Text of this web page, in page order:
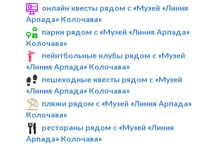
онлайн квесты рядом с «Музей «Линия
Арпада» Колочава»
парки рядом с «Музей «Линия Арпада»
Колочава»
пейнтбольные клубы рядом с «Музей
«Линия Арпада» Колочава»
пешеходные квесты рядом с «Музей
«Линия Арпада» Колочава»
пляжи рядом с «Музей «Линия Арпада»
Колочава»
рестораны рядом с «Музей «Линия
Арпада» Колочава»